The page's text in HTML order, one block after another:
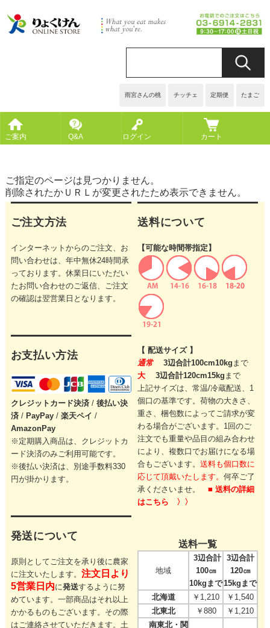
雨宮さんの桃 チッチェ 定期便 たまご
ご案内 Q&A ログイン カート
ご指定のページは見つかりません。
削除されたかＵＲＬが変更されたため表示できません。
ご注文方法
インターネットからのご注文、お
問い合わせは、年中無休24時間承
っております。休業日にいただい
たお問い合わせのご返信、ご注文
の確認は翌営業日となります。
お支払い方法
クレジットカード決済 / 後払い決
済/ PayPay/ 楽天ペイ /
AmazonPay
※定期購入商品は、クレジットカ
ード決済のみご利用可能です。
※後払い決済は、別途手数料330
円が掛かります。
発送について
原則としてご注文を承り後に農家
に注文いたします。 注文日より
5営業日内に発送するように努
めています。一部商品はそれ以上
かかるものもございます。その際
はご連絡させていただきます。 土
送料について
【可能な時間帯指定】
【 配送サイズ 】
通常
3辺合計100cm10kg まで
大
3辺合計120cm15kg まで
上記サイズは、常温/冷蔵配送、1
個口の基準です。荷物の大きさ、
重さ、梱包数によってご請求が変
わる場合がございます。 1回のご
注文でも重量や品目の組み合わせ
により、複数口でお届けになる場
合もございます。送料も個口数に
応じて頂戴いたします。何卒ご了
承くださいませ。■ 送料の詳細
はこちら 〉〉
送料一覧
地域
3辺合計
100㎝
10kgまで
3辺合計
120㎝
15kgまで
北海道
￥1,210
￥1,540
北東北
￥880
￥1,210
南東北・関